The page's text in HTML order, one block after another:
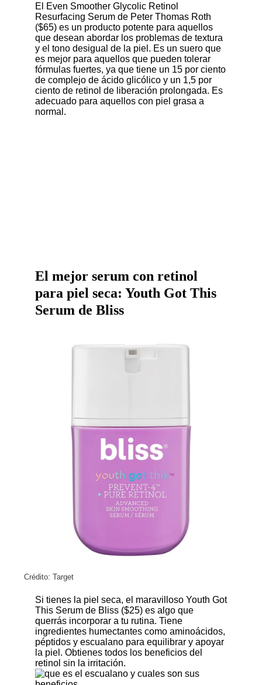
Even Smoother Glycolic Retinol
Resurfacing Serum de Peter Thomas Roth
($65) es un producto potente para aquellos
que desean abordar los problemas de textura
y el tono desigual de la piel. Es un suero que
es mejor para aquellos que pueden tolerar
fórmulas fuertes, ya que tiene un 15 por ciento
de complejo de ácido glicólico y un 1,5 por
ciento de retinol de liberación prolongada. Es
adecuado para aquellos con piel grasa a
normal.
El mejor serum con retinol
para piel seca: Youth Got This
Serum de Bliss
Crédito: Target
Si tienes la piel seca, el maravilloso Youth Got
This Serum de Bliss ($25) es algo que
querrás incorporar a tu rutina. Tiene
ingredientes humectantes como aminoácidos,
péptidos y escualano para equilibrar y apoyar
la piel. Obtienes todos los beneficios del
retinol sin la irritación.